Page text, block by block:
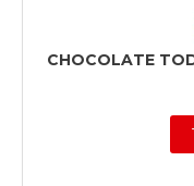
CHOCOLATE